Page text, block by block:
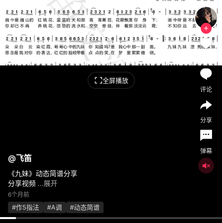
全屏播放
@飞笛
《九妹》动态简谱分享
分享视频 ...展开
6个月前
#作5指法 #A调 #动态简谱
评论
分享
弹幕